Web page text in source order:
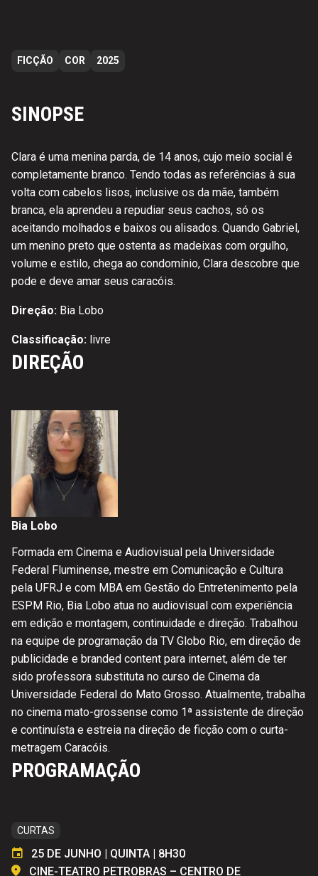
FICÇÃO COR 2025
SINOPSE
Clara é uma menina parda, de 14 anos, cujo meio social é
completamente branco. Tendo todas as referências à sua
volta com cabelos lisos, inclusive os da mãe, também
branca, ela aprendeu a repudiar seus cachos, só os
aceitando molhados e baixos ou alisados. Quando Gabriel,
um menino preto que ostenta as madeixas com orgulho,
volume e estilo, chega ao condomínio, Clara descobre que
pode e deve amar seus caracóis.
Direção: Bia Lobo
Classificação: livre
DIREÇÃO
Bia Lobo
Formada em Cinema e Audiovisual pela Universidade
Federal Fluminense, mestre em Comunicação e Cultura
pela UFRJ e com MBA em Gestão do Entretenimento pela
ESPM Rio, Bia Lobo atua no audiovisual com experiência
em edição e montagem, continuidade e direção. Trabalhou
na equipe de programação da TV Globo Rio, em direção de
publicidade e branded content para internet, além de ter
sido professora substituta no curso de Cinema da
Universidade Federal do Mato Grosso. Atualmente, trabalha
no cinema mato-grossense como 1ª assistente de direção
e continuísta e estreia na direção de ficção com o curta-
metragem Caracóis.
PROGRAMAÇÃO
CURTAS
25 DE JUNHO | QUINTA | 8H30
CINE-TEATRO PETROBRAS – CENTRO DE